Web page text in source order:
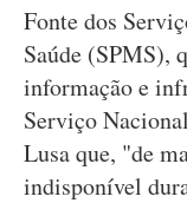
Fonte dos
Saúde (SPMS),
informação e
Serviço
Lusa que, "de
indisponível